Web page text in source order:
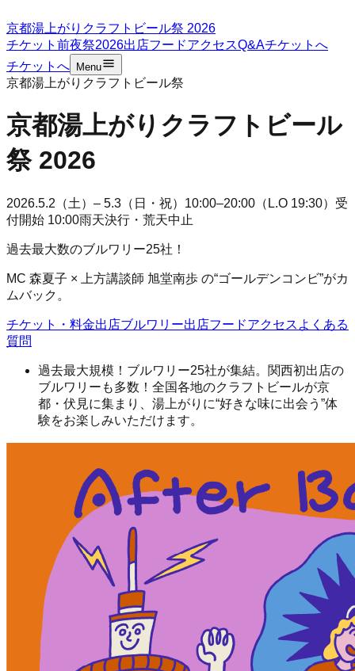
京都湯上がりクラフトビール祭 2026
チケット 前夜祭2026出店フードアクセスQ&Aチケットへ
チケットへ
Menu
京都湯上がりクラフトビール祭
京都湯上がりクラフトビール
祭 2026
2026.5.2（土）– 5.3（日・祝） 10:00–20:00（L.O 19:30） 受
付開始 10:00雨天決行・荒天中止
過去最大数のブルワリー25社！
MC 森夏子 × 上方講談師 旭堂南歩 の“ゴールデンコンビ”がカ
ムバック。
チケット・料金出店ブルワリー出店フードアクセス よくある
質問
過去最大規模！ブルワリー25社が集結。関西初出店の
ブルワリーも多数！全国各地のクラフトビールが京
都・伏見に集まり、湯上がりに“好きな味に出会う”体
験をお楽しみいただけます。